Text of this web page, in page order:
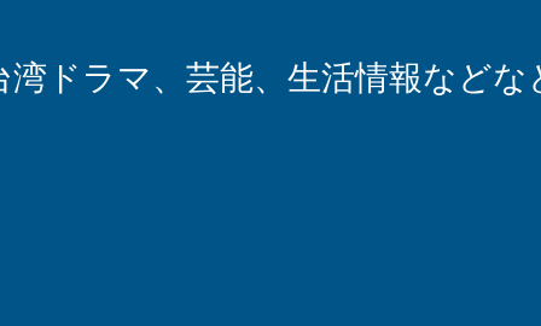
湾ドラマ、芸能、生活情報などな